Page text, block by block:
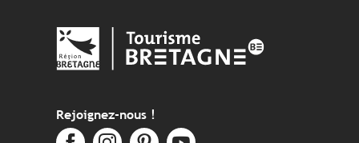
Rejoignez-nous !